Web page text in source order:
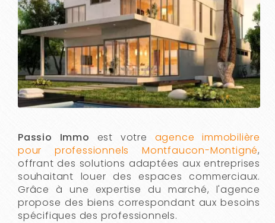
Passio Immo est votre agence immobilière
pour professionnels Montfaucon-Montigné,
offrant des solutions adaptées aux entreprises
souhaitant louer des espaces commerciaux.
Grâce à une expertise du marché, l'agence
propose des biens correspondant aux besoins
spécifiques des professionnels.